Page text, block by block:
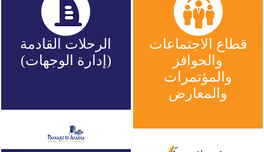
تحدث
بأمان
موقعنا
الرحلات القادمة
(إدارة الوجهات)
قطاع الاجتماعات
والحوافز
والمؤتمرات
والمعارض